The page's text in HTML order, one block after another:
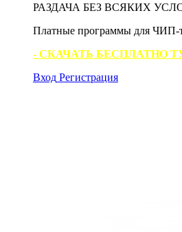
РАЗДАЧА БЕЗ ВСЯКИХ
Платные программы для ЧИП-
- СКАЧАТЬ БЕСПЛАТНО
Вход Регистрация